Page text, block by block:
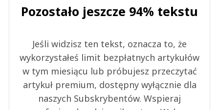
Pozostało jeszcze 94% tekstu
Jeśli widzisz ten tekst, oznacza to, że
wykorzystałeś limit bezpłatnych artykułów
w tym miesiącu lub próbujesz przeczytać
artykuł premium, dostępny wyłącznie dla
naszych Subskrybentów. Wspieraj